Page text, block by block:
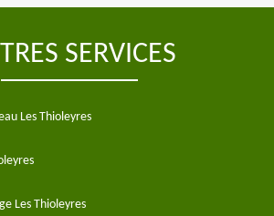
SERVICES
Les Thioleyres
Les Thioleyres